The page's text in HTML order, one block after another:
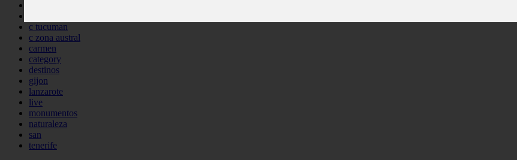
c tucuman
c zona austral
carmen
category
destinos
gijon
lanzarote
live
monumentos
naturaleza
san
tenerife